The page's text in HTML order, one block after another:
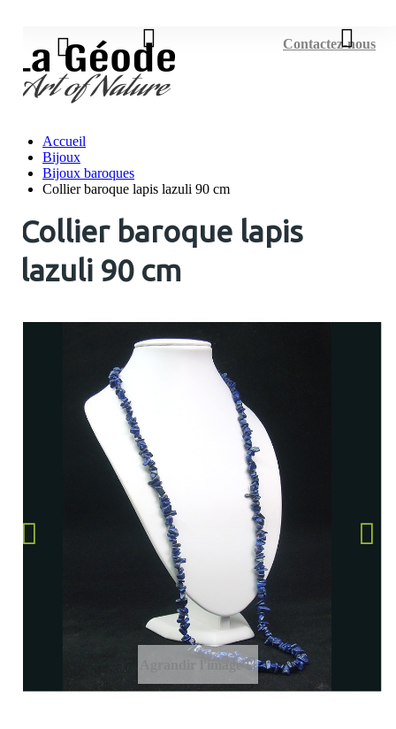
Contactez-nous
Accueil
Bijoux
Bijoux baroques
Collier baroque lapis lazuli 90 cm
Collier baroque lapis
lazuli 90 cm
Agrandir l'image